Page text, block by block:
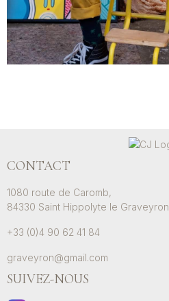
CONTACT
1080 route de Caromb,
84330 Saint Hippolyte le Graveyron
+33 (0)4 90 62 41 84
graveyron@gmail.com
SUIVEZ-NOUS